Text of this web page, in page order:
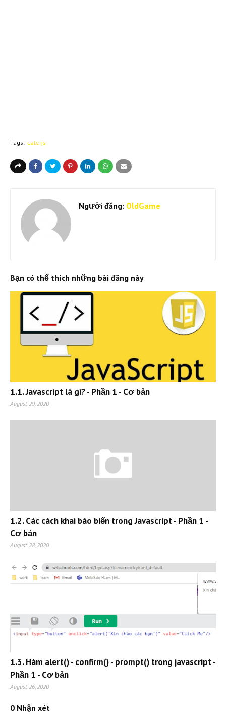
Tags: cate-js
Người đăng: OldGame
Bạn có thể thích những bài đăng này
1.1. Javascript là gì? - Phần 1 - Cơ bản
August 29, 2020
1.2. Các cách khai báo biến trong Javascript - Phần 1 -
Cơ bản
August 28, 2020
1.3. Hàm alert() - confirm() - prompt() trong javascript -
Phần 1 - Cơ bản
August 26, 2020
0 Nhận xét